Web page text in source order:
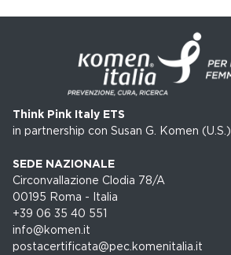
Think Pink Italy ETS
in partnership con Susan G. Komen (U.S.)
SEDE NAZIONALE
Circonvallazione Clodia 78/A
00195 Roma - Italia
+39 06 35 40 551
info@komen.it
postacertificata@pec.komenitalia.it